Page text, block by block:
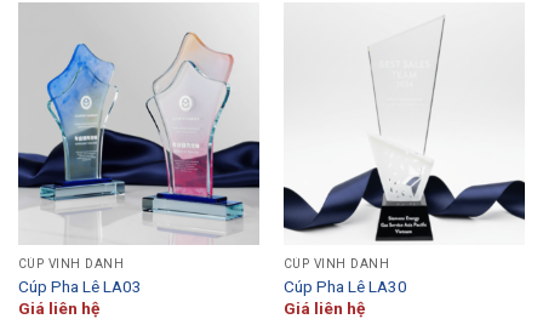
CÚP VINH DANH
Cúp Pha Lê LA03
Giá liên hệ
CÚP VINH DANH
Cúp Pha Lê LA30
Giá liên hệ